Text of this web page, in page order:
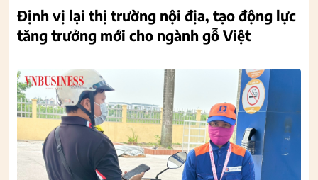
Định vị lại thị trường nội địa, tạo động lực
tăng trưởng mới cho ngành gỗ Việt